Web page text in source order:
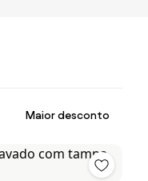
Maior desconto